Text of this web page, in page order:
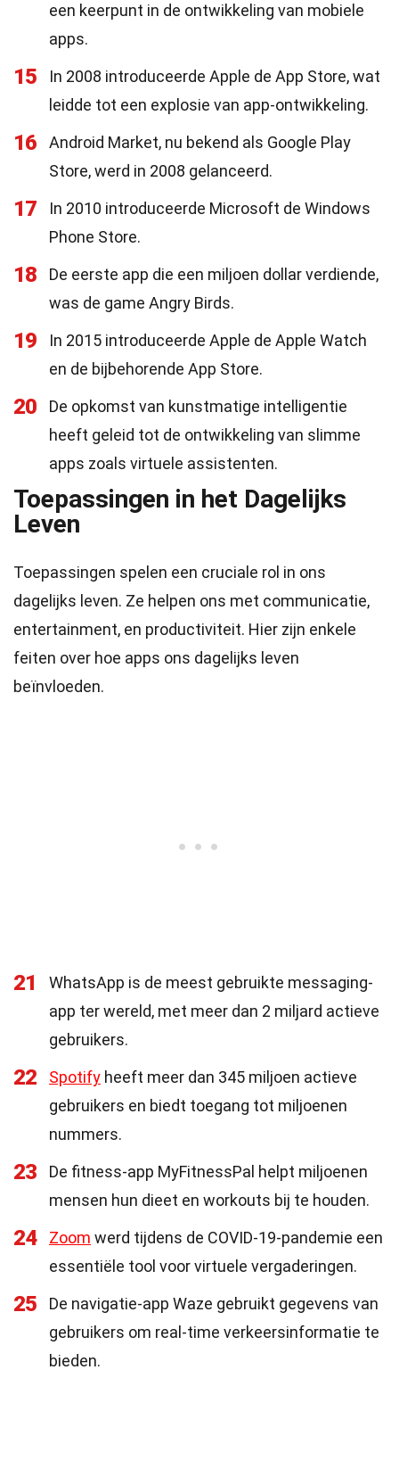
een keerpunt in de ontwikkeling van mobiele
apps.
15
In 2008 introduceerde Apple de App Store, wat
leidde tot een explosie van app-ontwikkeling.
16
Android Market, nu bekend als Google Play
Store, werd in 2008 gelanceerd.
17
In 2010 introduceerde Microsoft de Windows
Phone Store.
18
De eerste app die een miljoen dollar verdiende,
was de game Angry Birds.
19
In 2015 introduceerde Apple de Apple Watch
en de bijbehorende App Store.
20
De opkomst van kunstmatige intelligentie
heeft geleid tot de ontwikkeling van slimme
apps zoals virtuele assistenten.
Toepassingen in het Dagelijks
Leven
Toepassingen spelen een cruciale rol in ons
dagelijks leven. Ze helpen ons met communicatie,
entertainment, en productiviteit. Hier zijn enkele
feiten over hoe apps ons dagelijks leven
beïnvloeden.
21
WhatsApp is de meest gebruikte messaging-
app ter wereld, met meer dan 2 miljard actieve
gebruikers.
22 Spotify heeft meer dan 345 miljoen actieve
gebruikers en biedt toegang tot miljoenen
nummers.
23
De fitness-app MyFitnessPal helpt miljoenen
mensen hun dieet en workouts bij te houden.
24 Zoom werd tijdens de COVID-19-pandemie een
essentiële tool voor virtuele vergaderingen.
25
De navigatie-app Waze gebruikt gegevens van
gebruikers om real-time verkeersinformatie te
bieden.